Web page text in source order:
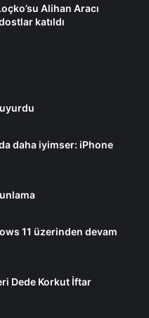
Alihan Aracı
katıldı
daha iyimser: iPhone
11 üzerinden devam
Dede Korkut İftar